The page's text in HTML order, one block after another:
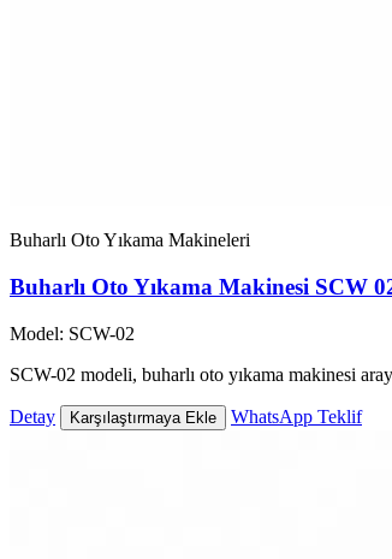
Buharlı Oto Yıkama Makineleri
Buharlı Oto Yıkama Makinesi SCW
Model: SCW-02
SCW-02 modeli, buharlı oto yıkama makinesi
Detay Karşılaştırmaya Ekle WhatsApp Teklif